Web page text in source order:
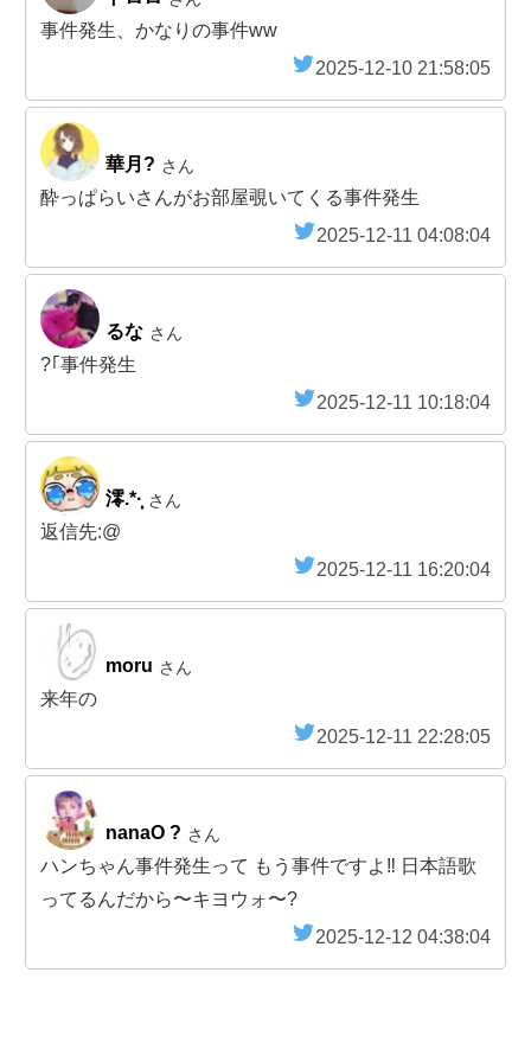
事件発生、かなりの事件ww
2025-12-10 21:58:05
華月? さん
酔っぱらいさんがお部屋覗いてくる事件発生
2025-12-11 04:08:04
るな さん
?｢事件発生
2025-12-11 10:18:04
澪.*·̩͙ さん
返信先:@
2025-12-11 16:20:04
moru さん
来年の
2025-12-11 22:28:05
nanaO ? さん
ハンちゃん事件発生って もう事件ですよ‼️ 日本語歌
ってるんだから〜キヨウォ〜?
2025-12-12 04:38:04